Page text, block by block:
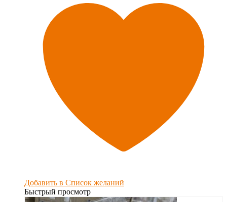
Добавить в Список желаний
Быстрый просмотр